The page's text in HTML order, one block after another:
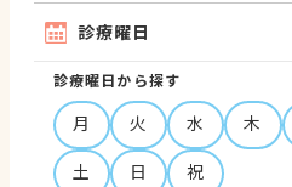
診療曜日
診療曜日から探す
月 火 水 木
土
日 祝